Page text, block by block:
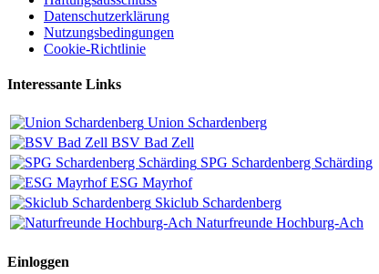
Datenschutzerklärung
Nutzungsbedingungen
Cookie-Richtlinie
Interessante Links
Union Schardenberg
BSV Bad Zell
SPG Schardenberg Schärding
ESG Mayrhof
Skiclub Schardenberg
Naturfreunde Hochburg-Ach
Einloggen